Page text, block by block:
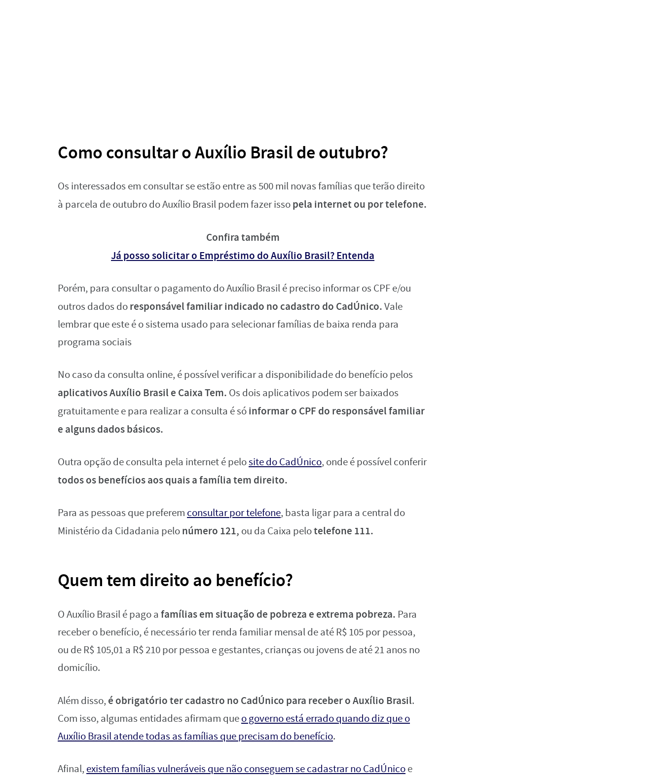
Como consultar o Auxílio Brasil de outubro?
Os interessados em consultar se estão entre as 500 mil novas famílias que terão direito
à parcela de outubro do Auxílio Brasil podem fazer issopela internet ou por telefone.
Confira também
Já posso solicitar o Empréstimo do Auxílio Brasil? Entenda
Porém, para consultar o pagamento do Auxílio Brasil é preciso informar os CPF e/ou
outros dados doresponsável familiar indicado no cadastro do CadÚnico.Vale
lembrar que este é o sistema usado para selecionar famílias de baixa renda para
programa sociais
No caso da consulta online, é possível verificar a disponibilidade do benefício pelos
aplicativos Auxílio Brasil e Caixa Tem. Os dois aplicativos podem ser baixados
gratuitamente e para realizar a consulta é sóinformar o CPF do responsável familiar
e alguns dados básicos.
Outra opção de consulta pela internet é pelosite do CadÚnico, onde é possível conferir
todos os benefícios aos quais a família tem direito.
Para as pessoas que preferem consultar por telefone, basta ligar para a central do
Ministério da Cidadania pelonúmero 121, ou da Caixa pelotelefone 111.
Quem tem direito ao benefício?
O Auxílio Brasil é pago a famílias em situação de pobreza e extrema pobreza. Para
receber o benefício, é necessário ter renda familiar mensal de até R$ 105 por pessoa,
ou de R$ 105,01 a R$ 210 por pessoa e gestantes, crianças ou jovens de até 21 anos no
domicílio.
Além disso, é obrigatório ter cadastro no CadÚnico para receber o Auxílio Brasil.
Com isso, algumas entidades afirmam queo governo está errado quando diz que o
Auxílio Brasil atende todas as famílias que precisam do benefício.
Afinal, existem famílias vulneráveis que não conseguem se cadastrar no CadÚnicoe